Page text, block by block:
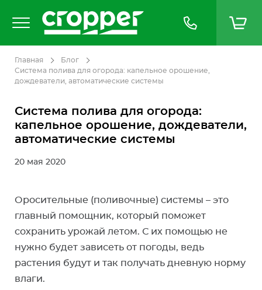
Главная
Блог
Система полива для огорода: капельное орошение,
дождеватели, автоматические системы
Система полива для огорода:
капельное орошение, дождеватели,
автоматические системы
20 мая 2020
Оросительные (поливочные) системы – это
главный помощник, который поможет
сохранить урожай летом. С их помощью не
нужно будет зависеть от погоды, ведь
растения будут и так получать дневную норму
влаги.